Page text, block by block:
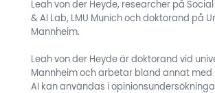
Leah von der Heyde, researcher på
& AI Lab, LMU Munich och doktorand på
Mannheim.
Leah von der Heyde är doktorand vid
Mannheim och arbetar bland annat med
AI kan användas i